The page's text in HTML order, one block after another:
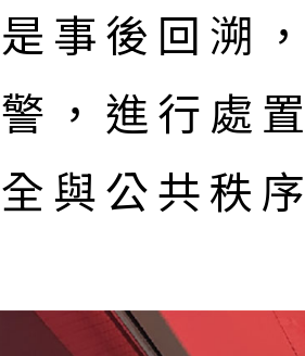
事後回溯
，進行處
與公共秩